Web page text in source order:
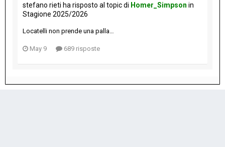
stefano rieti ha risposto al topic di Homer_Simpson in
Stagione 2025/2026
Locatelli non prende una palla…
May 9 689 risposte